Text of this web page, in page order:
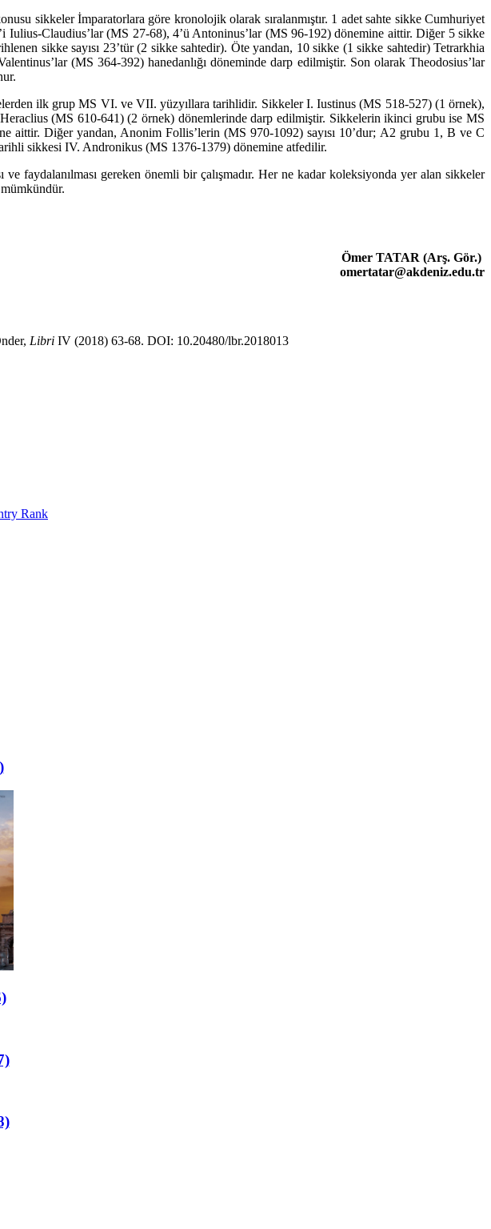
sikkeler İmparatorlara göre kro­no­lojik olarak sıralanmıştır. 1 adet sahte sikke Cumhuriyet
Claudius’lar (MS 27-68), 4’ü Antoninus’lar (MS 96-192) dönemine aittir. Diğer 5 sikke
sikke sayısı 23’tür (2 sikke sahtedir). Öte yandan, 10 sikke (1 sikke sah­tedir) Tetrarkhia
(MS 364-392) hanedanlığı döneminde darp edilmiştir. Son olarak Theodosius’lar
ilk grup MS VI. ve VII. yüzyıl­lara tarihlidir. Sikkeler I. Iustinus (MS 518-527) (1 örnek),
(MS 610-641) (2 örnek) dönemlerinde darp edilmiştir. Sikkelerin ikinci grubu ise MS
Diğer yandan, Anonim Follis’lerin (MS 970-1092) sayısı 10’dur; A2 grubu 1, B ve C
sikkesi IV. Andronikus (MS 1376-1379) dönemine atfedilir.
faydalanılması gereken önemli bir çalışmadır. Her ne kadar koleksiyonda yer alan sikkeler
Ömer TATAR (Arş. Gör.)
omertatar@akdeniz.edu.tr
Libri IV (2018) 63-68. DOI: 10.20480/lbr.2018013